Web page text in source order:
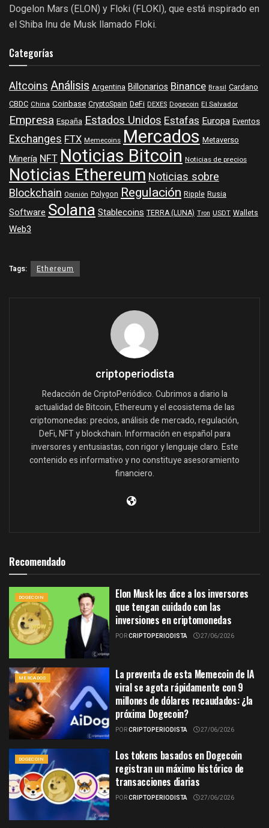
Dogelon Mars (ELON) y Floki (FLOKI), que está inspirado en
el Shiba Inu de Musk llamado Floki.
Categorías
Altcoins Análisis Argentina Billonarios Binance Brasil Cardano
CBDC China Coinbase CryptoSpain DeFi DEXES Dogecoin El Salvador
Empresa España Estados Unidos Estafas Europa Eventos
Exchanges FTX Memecoins Mercados Metaverso
MineríaNFTNoticias Bitcoin Noticias de precios
Noticias EthereumNoticias sobre
Blockchain Opinión Polygon Regulación Ripple Rusia
Software SolanaStablecoins TERRA (LUNA) Tron USDT Wallets
Web3
Tags: Ethereum
criptoperiodista
Redacción de CriptoPeriódico. Cubrimos a diario la
actualidad de Bitcoin, Ethereum y el ecosistema de las
criptomonedas: precios, análisis de mercado, regulación,
DeFi, NFT y blockchain. Información en español para
inversores y entusiastas, con rigor y lenguaje claro. Este
contenido es informativo y no constituye asesoramiento
financiero.
Recomendado
DOGECOIN
Elon Musk les dice a los inversores
que tengan cuidado con las
inversiones en criptomonedas
PORCRIPTOPERIODISTA 27/06/2026
MERCADOS
La preventa de esta Memecoin de IA
viral se agota rápidamente con 9
millones de dólares recaudados: ¿la
próxima Dogecoin?
PORCRIPTOPERIODISTA 27/06/2026
DOGECOIN
Los tokens basados en Dogecoin
registran un máximo histórico de
transacciones diarias
PORCRIPTOPERIODISTA 27/06/2026